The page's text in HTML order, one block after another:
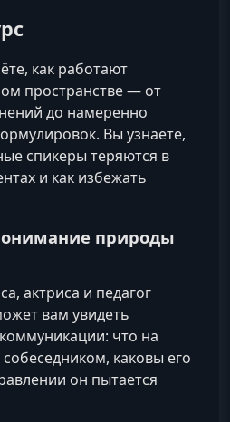
как работают
пространстве — от
до намеренно
Вы узнаете,
спикеры теряются в
и как избежать
природы
актриса и педагог
вам увидеть
что на
каковы его
он пытается